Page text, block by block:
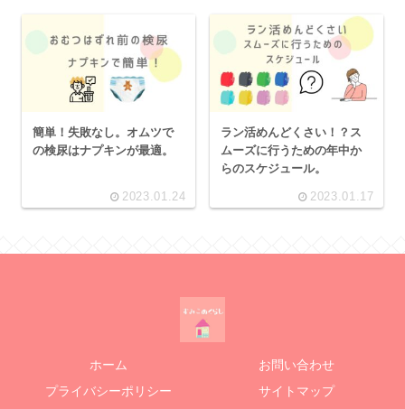
簡単！失敗なし。オムツで
の検尿はナプキンが最適。
2023.01.24
ラン活めんどくさい！？ス
ムーズに行うための年中か
らのスケジュール。
2023.01.17
ホーム
お問い合わせ
プライバシーポリシー
サイトマップ